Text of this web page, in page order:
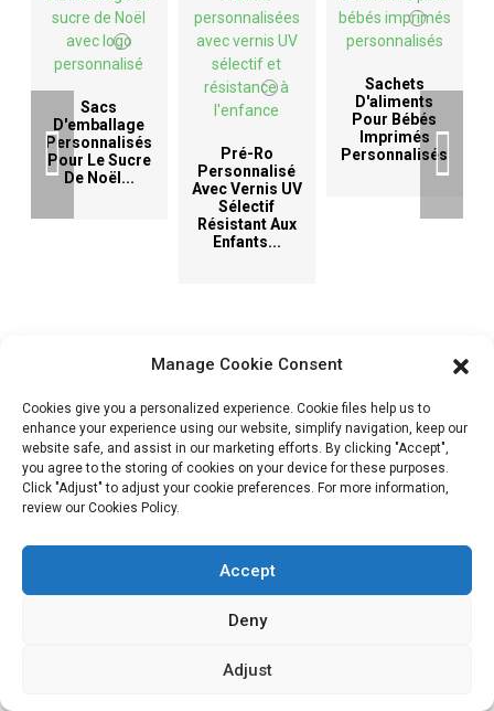
Sacs
D'emballage
Personnalisés
Pour Le Sucre
De Noël...
Pré-Ro
Personnalisé
Avec Vernis UV
Sélectif
Résistant Aux
Enfants...
Sachets
D'aliments
Pour Bébés
Imprimés
Personnalisés
Actualités et blog
Juin2026
Ce guide présente six stratégies pratiques qui vous aideront à
production et de la gestion des illustrations au contrôle des
Manage Cookie Consent
Cookies give you a personalized experience. Cookie files help us to
enhance your experience using our website, simplify navigation, keep our
website safe, and assist in our marketing efforts. By clicking "Accept",
you agree to the storing of cookies on your device for these purposes.
Click "Adjust" to adjust your cookie preferences. For more information,
review our Cookies Policy.
Accept
Deny
Adjust